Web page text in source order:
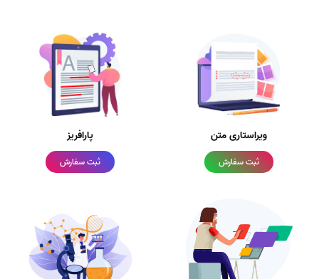
ویراستاری متن
ثبت سفارش
پارافریز
ثبت سفارش